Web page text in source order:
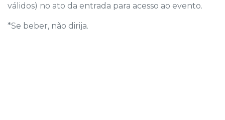
válidos) no ato da entrada para acesso ao evento.
*Se beber, não dirija.